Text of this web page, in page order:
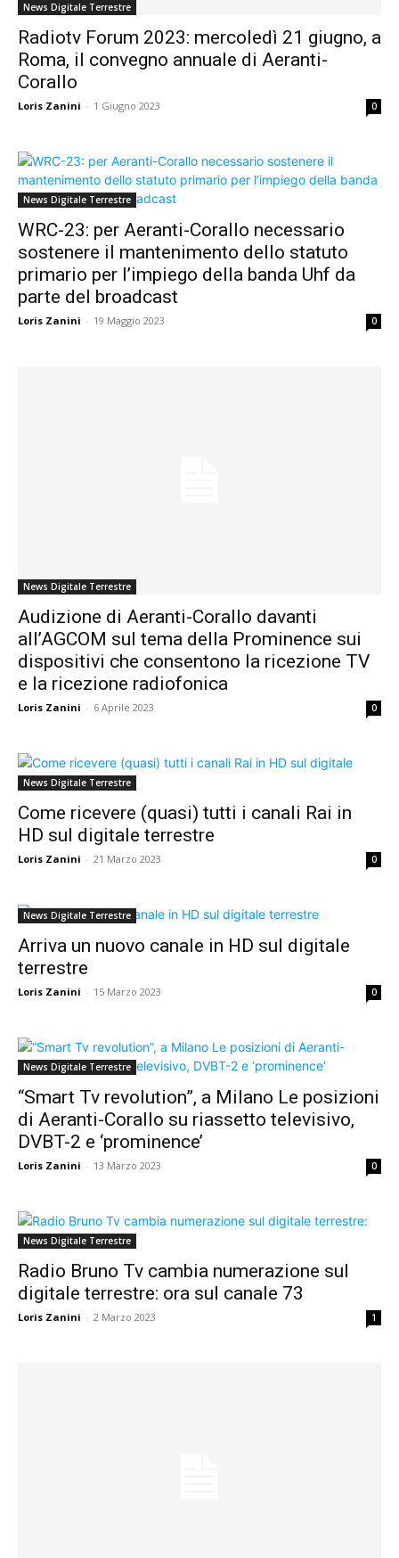
News Digitale Terrestre
Radiotv Forum 2023: mercoledì 21 giugno, a
Roma, il convegno annuale di Aeranti-
Corallo
Loris Zanini - 1 Giugno 2023 0
News Digitale Terrestre
WRC-23: per Aeranti-Corallo necessario
sostenere il mantenimento dello statuto
primario per l’impiego della banda Uhf da
parte del broadcast
Loris Zanini - 19 Maggio 2023 0
News Digitale Terrestre
Audizione di Aeranti-Corallo davanti
all’AGCOM sul tema della Prominence sui
dispositivi che consentono la ricezione TV
e la ricezione radiofonica
Loris Zanini - 6 Aprile 2023 0
News Digitale Terrestre
Come ricevere (quasi) tutti i canali Rai in
HD sul digitale terrestre
Loris Zanini - 21 Marzo 2023 0
News Digitale Terrestre
Arriva un nuovo canale in HD sul digitale
terrestre
Loris Zanini - 15 Marzo 2023 0
News Digitale Terrestre
“Smart Tv revolution”, a Milano Le posizioni
di Aeranti-Corallo su riassetto televisivo,
DVBT-2 e ‘prominence’
Loris Zanini - 13 Marzo 2023 0
News Digitale Terrestre
Radio Bruno Tv cambia numerazione sul
digitale terrestre: ora sul canale 73
Loris Zanini - 2 Marzo 2023 1